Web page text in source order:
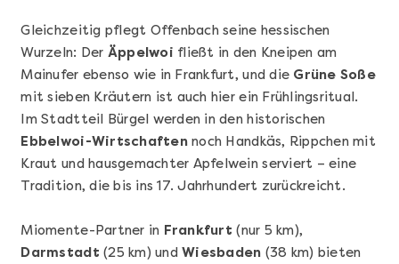
Mehr anzeigen
Geschenkbox 100€
Gleichzeitig pflegt Offenbach seine hessischen
Wurzeln: Der Äppelwoi fließt in den Kneipen am
Mainufer ebenso wie in Frankfurt, und die Grüne Soße
mit sieben Kräutern ist auch hier ein Frühlingsritual.
Im Stadtteil Bürgel werden in den historischen
Ebbelwoi-Wirtschaftennoch Handkäs, Rippchen mit
Kraut und hausgemachter Apfelwein serviert – eine
Tradition, die bis ins 17. Jahrhundert zurückreicht.
Miomente-Partner in Frankfurt (nur 5 km),
Darmstadt (25 km) undWiesbaden (38 km) bieten